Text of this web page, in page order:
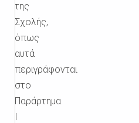
της
Σχολής,
όπως
αυτά
περιγράφονται
στο
Παράρτημα
Ι